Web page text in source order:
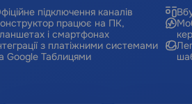
підключення каналів
працює на ПК,
і смартфонах
з платіжними системами
Google Таблицями